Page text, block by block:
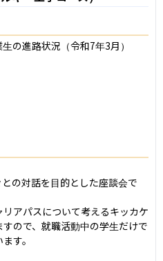
の進路状況（令和7年3月）
の対話を目的とした座談会で
アパスについて考えるキッカケ
ので、就職活動中の学生だけで
す。